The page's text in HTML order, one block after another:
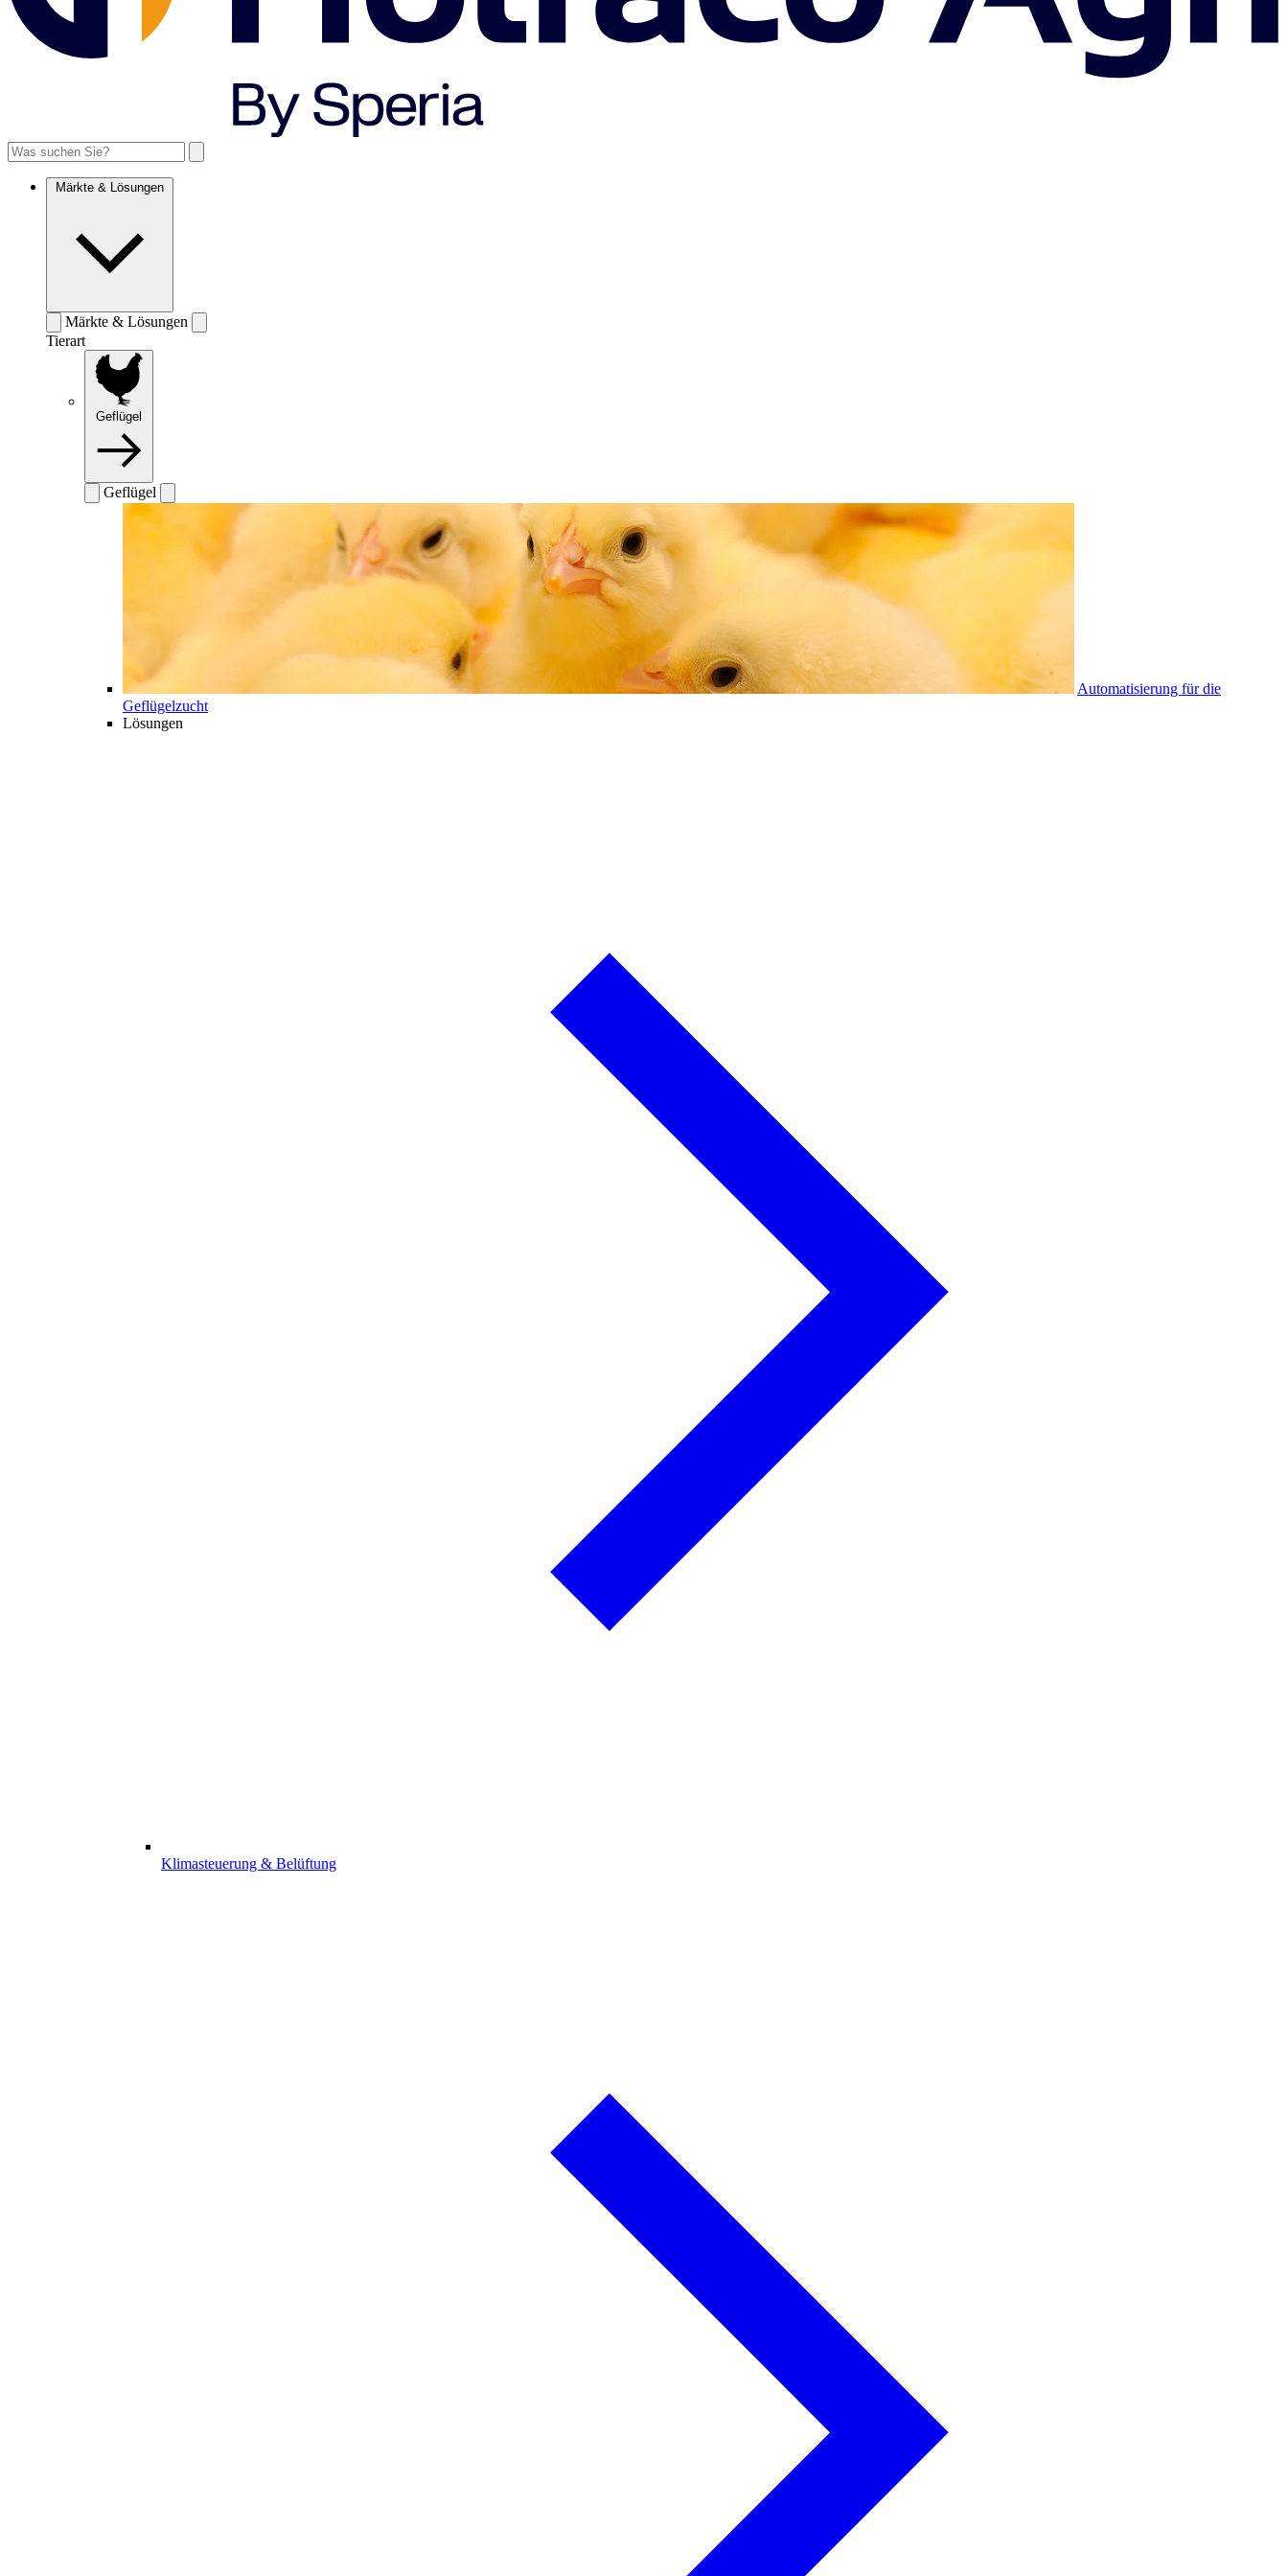
Märkte & Lösungen
Märkte & Lösungen
Tierart
Geflügel
Geflügel
Automatisierung für die
Geflügelzucht
Lösungen
Klimasteuerung & Belüftung